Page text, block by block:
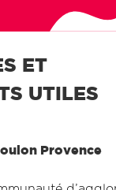
ET
UTILES
Provence